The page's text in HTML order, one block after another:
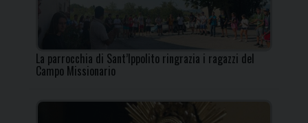
La parrocchia di Sant’Ippolito ringrazia i ragazzi del
Campo Missionario